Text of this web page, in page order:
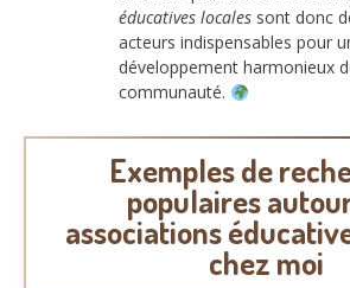
éducatives locales sont donc
acteurs indispensables pour
développement harmonieux
communauté.
Exemples de
populaires
associations
chez moi